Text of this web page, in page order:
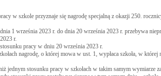
w szkole przyznaje się nagrodę specjalną z okazji 250.
1 września 2023 r. do dnia 20 września 2023 r. przebywa
r.
pracy w dniu 20 września 2023 r.
nagrodę, o której mowa w ust. 1, wypłaca szkoła, w
jednym stosunku pracy w szkołach w takim samym wymiarze